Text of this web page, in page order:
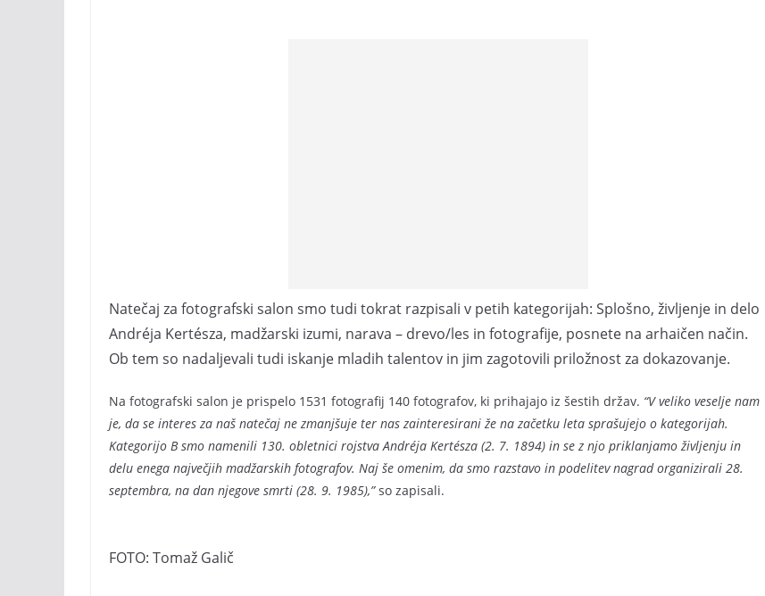
Natečaj za fotografski salon smo tudi tokrat razpisali v petih kategorijah: Splošno, življenje in delo
Andréja Kertésza, madžarski izumi, narava – drevo/les in fotografije, posnete na arhaičen način.
Ob tem so nadaljevali tudi iskanje mladih talentov in jim zagotovili priložnost za dokazovanje.
Na fotografski salon je prispelo 1531 fotografij 140 fotografov, ki prihajajo iz šestih držav. “V veliko veselje nam
je, da se interes za naš natečaj ne zmanjšuje ter nas zainteresirani že na začetku leta sprašujejo o kategorijah.
Kategorijo B smo namenili 130. obletnici rojstva Andréja Kertésza (2. 7. 1894) in se z njo priklanjamo življenju in
delu enega največjih madžarskih fotografov. Naj še omenim, da smo razstavo in podelitev nagrad organizirali 28.
septembra, na dan njegove smrti (28. 9. 1985),”so zapisali.
FOTO: Tomaž Galič